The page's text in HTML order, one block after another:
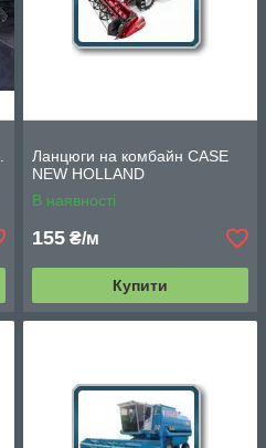
Ланцюги на комбайн CASE
NEW HOLLAND
В наявності
155 ₴/м
Купити